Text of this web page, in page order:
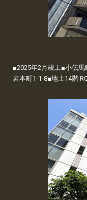
■2025年2月竣工■小伝
岩本町1-1-8■地上14階